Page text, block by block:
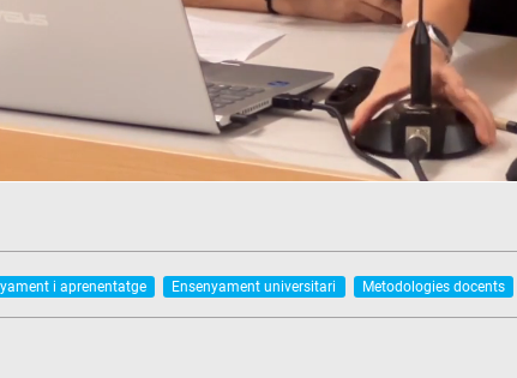
i aprenentatge Ensenyament universitari Metodologies docents